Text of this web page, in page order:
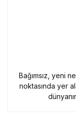
Bağımsız, yeni
noktasında yer